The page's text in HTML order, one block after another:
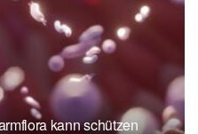
kann schützen